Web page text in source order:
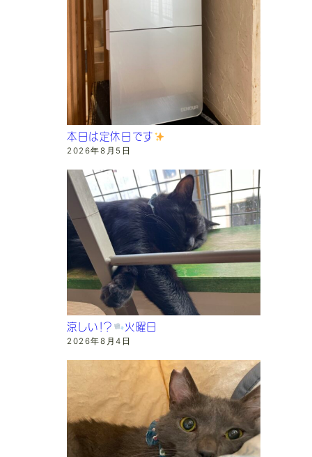
本日は定休日です
2026年8月5日
涼しい！？ 火曜日
2026年8月4日